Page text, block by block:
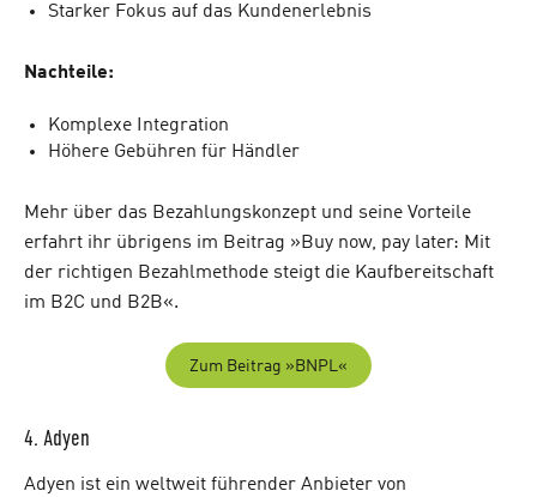
Starker Fokus auf das Kundenerlebnis
Nachteile:
Komplexe Integration
Höhere Gebühren für Händler
Mehr über das Bezahlungskonzept und seine Vorteile
erfahrt ihr übrigens im Beitrag »Buy now, pay later: Mit
der richtigen Bezahlmethode steigt die Kaufbereitschaft
im B2C und B2B«.
Zum Beitrag »BNPL«
4. Adyen
Adyen ist ein weltweit führender Anbieter von